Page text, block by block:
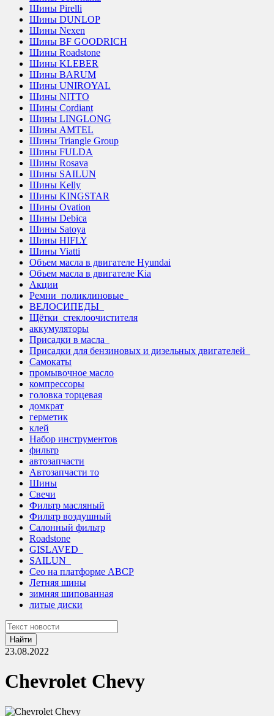
Шины Pirelli
Шины DUNLOP
Шины Nexen
Шины BF GOODRICH
Шины Roadstone
Шины KLEBER
Шины BARUM
Шины UNIROYAL
Шины NITTO
Шины Cordiant
Шины LINGLONG
Шины AMTEL
Шины Triangle Group
Шины FULDA
Шины Rosava
Шины SAILUN
Шины Kelly
Шины KINGSTAR
Шины Ovation
Шины Debica
Шины Satoya
Шины HIFLY
Шины Viatti
Объем масла в двигателе Hyundai
Объем масла в двигателе Kia
Акции
Ремни_поликлиновые_
ВЕЛОСИПЕДЫ_
Щётки_стеклоочистителя
аккумуляторы
Присадки в масла_
Присадки для бензиновых и дизельных двигателей_
Самокаты
промывочное масло
компрессоры
головка торцевая
домкрат
герметик
клей
Набор инструментов
фильтр
автозапчасти
Автозапчасти то
Шины
Свечи
Фильтр масляный
Фильтр воздушный
Салонный фильтр
Roadstone
GISLAVED_
SAILUN_
Сео на платформе ABCP
Летняя шины
зимняя шипованная
литые диски
Найти
23.08.2022
Chevrolet Chevy